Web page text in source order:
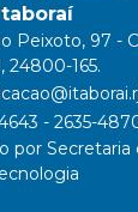
Peixoto, 97 -
24800-165.
- 2635-
por Secretaria